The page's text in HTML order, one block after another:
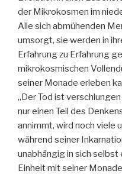
der Mikrokosmen im
Alle sich abmühenden
umsorgt, sie werden in
Erfahrung zu Erfahrung
mikrokosmischen
seiner Monade erleben
„Der Tod ist
nur einen Teil des
annimmt, wird noch viele
während seiner
unabhängig in sich selbst
Einheit mit seiner